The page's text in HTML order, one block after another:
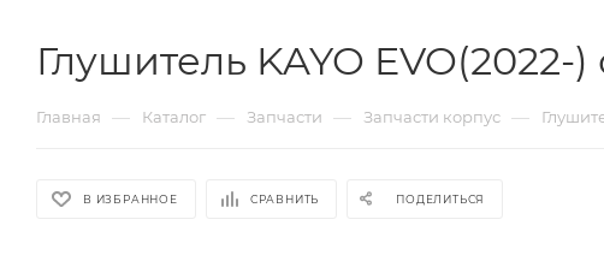
Глушитель KAYO
Главная — Каталог — Запчасти — Запчасти корпус —
В ИЗБРАННОЕ СРАВНИТЬ ПОДЕЛИТЬСЯ